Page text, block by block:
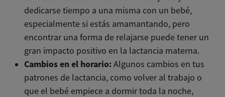
dedicarse tiempo a una misma con un bebé,
especialmente si estás amamantando, pero
encontrar una forma de relajarse puede tener un
gran impacto positivo en la lactancia materna.
Cambios en el horario:Algunos cambios en tus
patrones de lactancia, como volver al trabajo o
que el bebé empiece a dormir toda la noche,